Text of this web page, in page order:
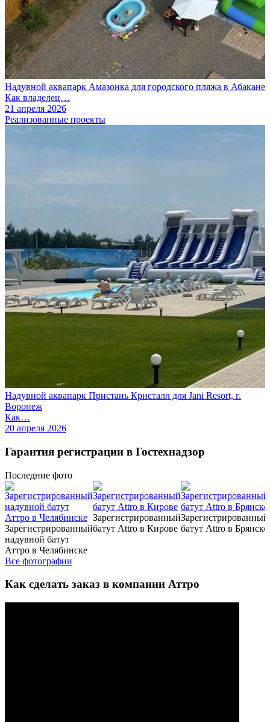
Надувной аквапарк Амазонка для городского пляжа в Абакане
Как владелец…
21 апреля 2026
Реализованные проекты
Надувной аквапарк Пристань Кристалл для Jani Resort, г.
Воронеж
Как…
20 апреля 2026
Гарантия регистрации в Гостехнадзор
Последние фото
Зарегистрированный
надувной батут
Аттро в Челябинске
Зарегистрированный
батут Attro в Кирове
Зарегистрированный
батут Attro в Брянске
Все фотографии
Как сделать заказ в компании Аттро